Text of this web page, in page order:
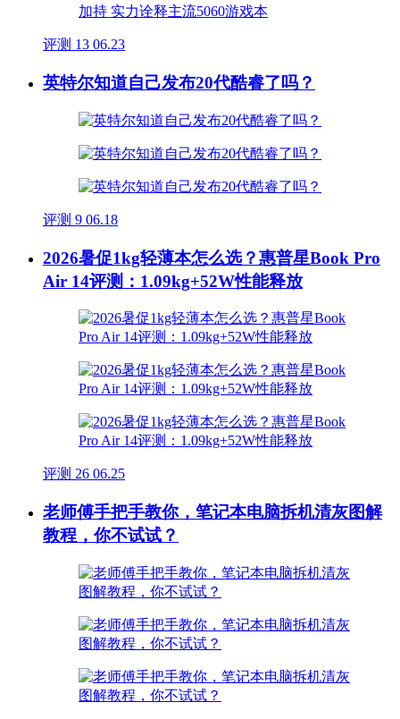
评测 13 06.23
英特尔知道自己发布20代酷睿了吗？
评测 9 06.18
2026暑促1kg轻薄本怎么选？惠普星Book Pro
Air 14评测：1.09kg+52W性能释放
评测 26 06.25
老师傅手把手教你，笔记本电脑拆机清灰图解
教程，你不试试？